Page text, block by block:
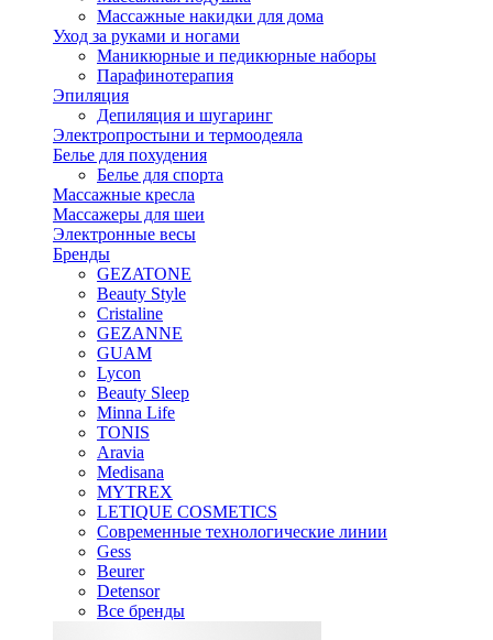
Массажные накидки для дома
Уход за руками и ногами
Маникюрные и педикюрные наборы
Парафинотерапия
Эпиляция
Депиляция и шугаринг
Электропростыни и термоодеяла
Белье для похудения
Белье для спорта
Массажные кресла
Массажеры для шеи
Электронные весы
Бренды
GEZATONE
Beauty Style
Cristaline
GEZANNE
GUAM
Lycon
Beauty Sleep
Minna Life
TONIS
Aravia
Medisana
MYTREX
LETIQUE COSMETICS
Современные технологические линии
Gess
Beurer
Detensor
Все бренды